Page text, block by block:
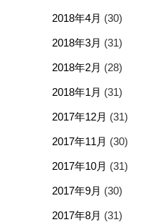
2018年4月 (30)
2018年3月 (31)
2018年2月 (28)
2018年1月 (31)
2017年12月 (31)
2017年11月 (30)
2017年10月 (31)
2017年9月 (30)
2017年8月 (31)